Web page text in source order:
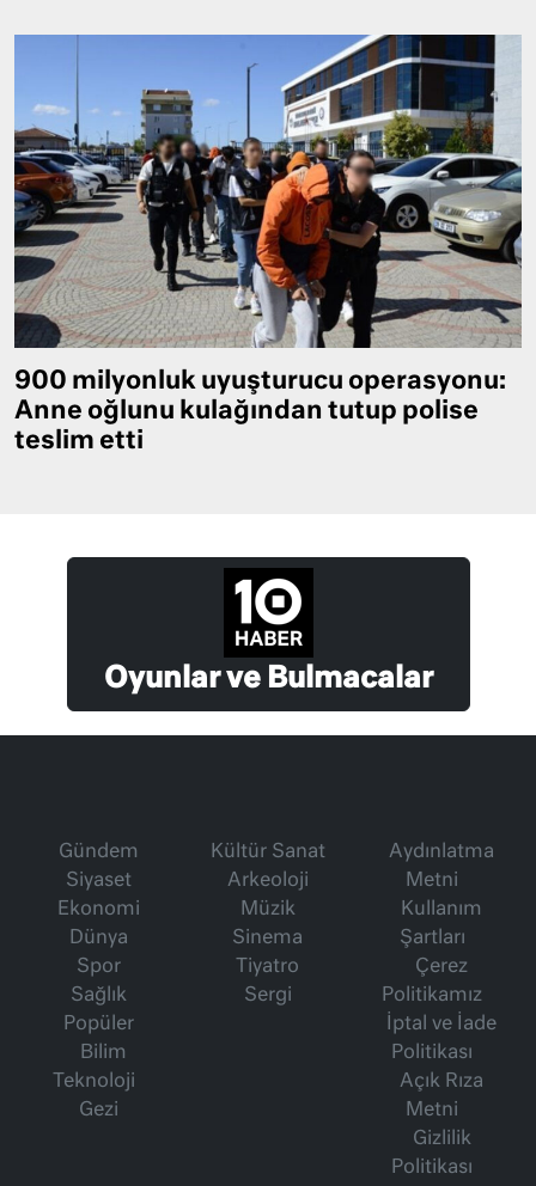
900 milyonluk uyuşturucu operasyonu:
Anne oğlunu kulağından tutup polise
teslim etti
Oyunlar ve Bulmacalar
Gündem
Siyaset
Ekonomi
Dünya
Spor
Sağlık
Popüler
Bilim
Teknoloji
Gezi
Kültür Sanat
Arkeoloji
Müzik
Sinema
Tiyatro
Sergi
Aydınlatma
Metni
Kullanım
Şartları
Çerez
Politikamız
İptal ve İade
Politikası
Açık Rıza
Metni
Gizlilik
Politikası